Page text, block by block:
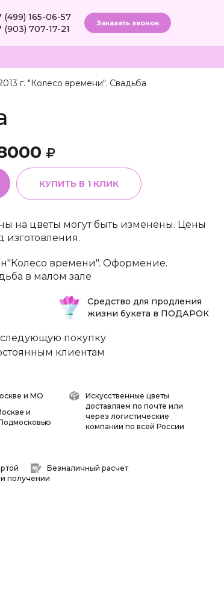
(499) 165-06-57
(903) 707-17-21
Заказать звонок
г. "Колесо времени". Свадьба
КУПИТЬ В 1 КЛИК
на цветы могут быть изменены. Цены
изготовления.
времени". Оформение.
в малом зале
Средство для продления
жизни букета в ПОДАРОК
покупку
клиентам
и МО
и
Искусственные цветы
доставляем по почте или
через логистические
компании по всей России
Безналичный расчет
получении